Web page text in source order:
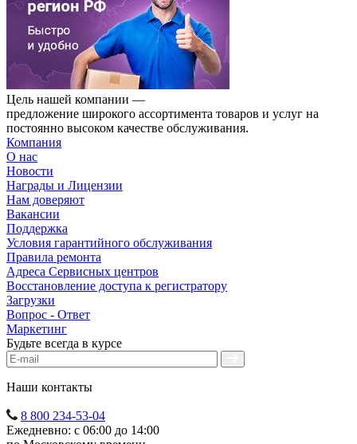
Цель нашей компании —
предложение широкого ассортимента товаров и услуг на
постоянно высоком качестве обслуживания.
Компания
О нас
Новости
Награды и Лицензии
Нам доверяют
Вакансии
Поддержка
Условия гарантийного обслуживания
Правила ремонта
Адреса Сервисных центров
Восстановление доступа к регистратору
Загрузки
Вопрос - Ответ
Маркетинг
Будьте всегда в курсе
Наши контакты
8 800 234-53-04
Ежедневно: с 06:00 до 14:00